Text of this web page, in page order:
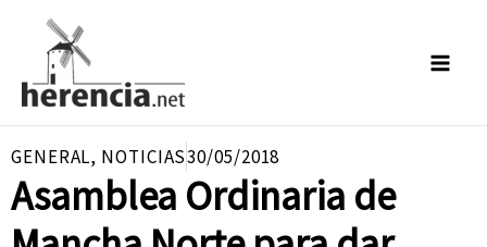
contenido
GENERAL, NOTICIAS30/05/2018
Asamblea Ordinaria de